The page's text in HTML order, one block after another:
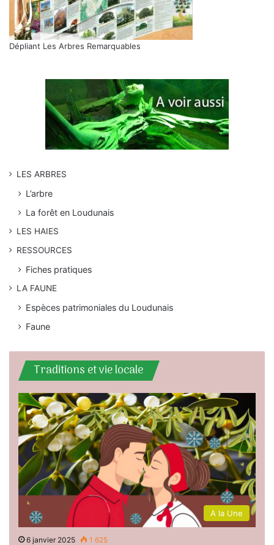
Dépliant Les Arbres Remarquables
LES ARBRES
L’arbre
La forêt en Loudunais
LES HAIES
RESSOURCES
Fiches pratiques
LA FAUNE
Espèces patrimoniales du Loudunais
Faune
Traditions et vie locale
A la Une
6 janvier 2025 1 625